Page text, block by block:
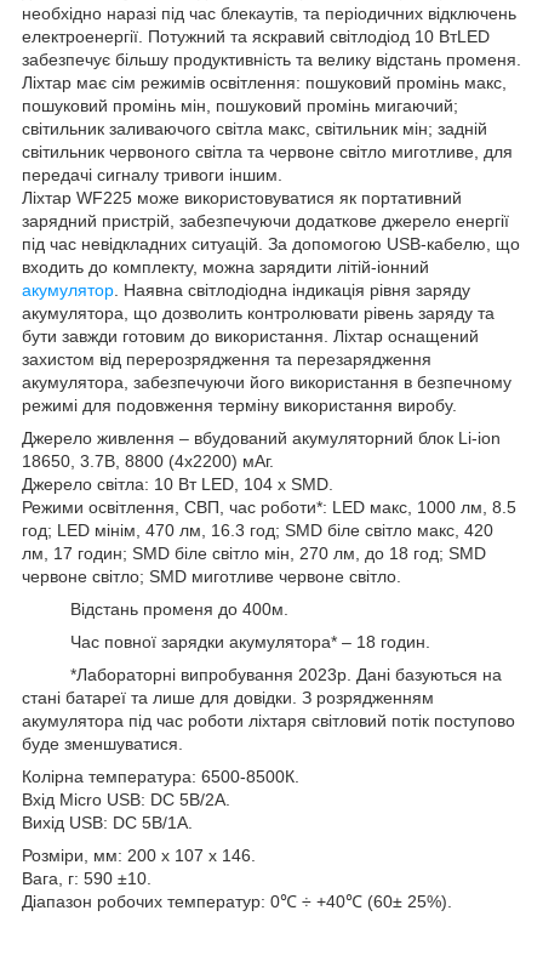
необхідно наразі під час блекаутів, та періодичних відключень
електроенергії. Потужний та яскравий світлодіод 10 ВтLED
забезпечує більшу продуктивність та велику відстань променя.
Ліхтар має сім режимів освітлення: пошуковий промінь макс,
пошуковий промінь мін, пошуковий промінь мигаючий;
світильник заливаючого світла макс, світильник мін; задній
світильник червоного світла та червоне світло миготливе, для
передачі сигналу тривоги іншим.
Ліхтар WF225 може використовуватися як портативний
зарядний пристрій, забезпечуючи додаткове джерело енергії
під час невідкладних ситуацій. За допомогою USB-кабелю, що
входить до комплекту, можна зарядити літій-іонний
акумулятор. Наявна світлодіодна індикація рівня заряду
акумулятора, що дозволить контролювати рівень заряду та
бути завжди готовим до використання. Ліхтар оснащений
захистом від перерозрядження та перезарядження
акумулятора, забезпечуючи його використання в безпечному
режимі для подовження терміну використання виробу.
Джерело живлення – вбудований акумуляторний блок Li-ion
18650, 3.7В, 8800 (4х2200) мАг.
Джерело світла: 10 Вт LED, 104 х SMD.
Режими освітлення, СВП, час роботи*: LED макс, 1000 лм, 8.5
год; LED мінім, 470 лм, 16.3 год; SMD біле світло макс, 420
лм, 17 годин; SMD біле світло мін, 270 лм, до 18 год; SMD
червоне світло; SMD миготливе червоне світло.
Відстань променя до 400м.
Час повної зарядки акумулятора* – 18 годин.
*Лабораторні випробування 2023р. Дані базуються на
стані батареї та лише для довідки. З розрядженням
акумулятора під час роботи ліхтаря світловий потік поступово
буде зменшуватися.
Колірна температура: 6500-8500К.
Вхід Micro USB: DC 5В/2A.
Вихід USB: DC 5В/1А.
Розміри, мм: 200 х 107 х 146.
Вага, г: 590 ±10.
Діапазон робочих температур: 0℃ ÷ +40℃ (60± 25%).